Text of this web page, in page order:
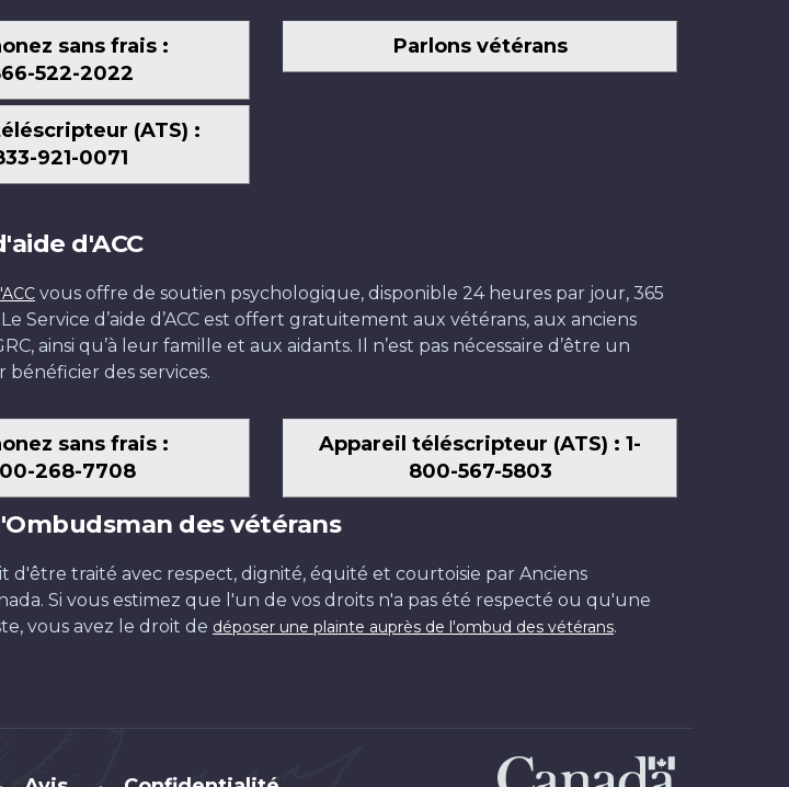
sans frais :
522-2022
(ATS) :
921-0071
Parlons vétérans
d'ACC
vous offre de soutien psychologique, disponible 24 heures par jour, 365
Service d’aide d’ACC est offert gratuitement aux vétérans, aux anciens
ainsi qu’à leur famille et aux aidants. Il n’est pas nécessaire d’être un
bénéficier des services.
sans frais :
268-7708
Appareil téléscripteur (ATS) : 1-
800-567-5803
des vétérans
d'être traité avec respect, dignité, équité et courtoisie par Anciens
Si vous estimez que l'un de vos droits n'a pas été respecté ou qu'une
vous avez le droit de déposer une plainte auprès de l'ombud des vétérans.